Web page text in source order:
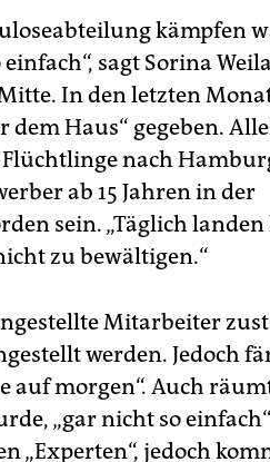
kämpfen
sagt Sorina
In den letzten
dem Haus“ gegeben.
nach
ab 15 Jahren in der
sein. „Täglich
zu bewältigen.“
Mitarbeiter
werden. Jedoch
auf morgen“. Auch
„gar nicht so
„Experten“, jedoch